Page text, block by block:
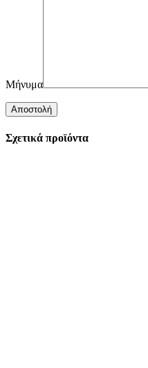
Μήνυμα
Σχετικά προϊόντα